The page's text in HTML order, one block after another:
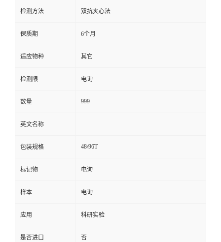
言
检测方法 双抗夹心法
保质期 6个月
适应物种 其它
检测限 电询
数量 999
英文名称
包装规格 48/96T
标记物 电询
样本 电询
应用 科研实验
是否进口 否